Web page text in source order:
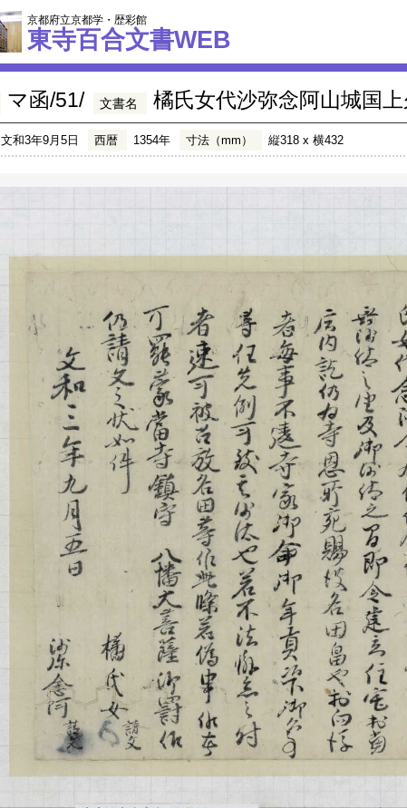
京都府立京都学・歴彩館
東寺百合文書WEB
マ函/51/ 文書名 橘氏女代沙弥念阿山城国
文和3年9月5日 西暦 1354年 寸法（mm） 縦318 x 横432